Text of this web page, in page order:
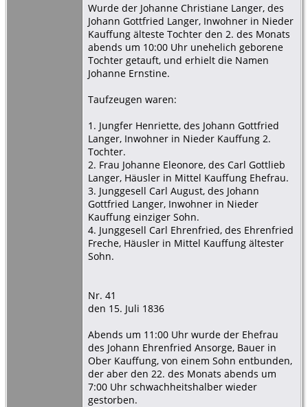
Wurde der Johanne Christiane Langer, des
Johann Gottfried Langer, Inwohner in Nieder
Kauffung älteste Tochter den 2. des Monats
abends um 10:00 Uhr unehelich geborene
Tochter getauft, und erhielt die Namen
Johanne Ernstine.
Taufzeugen waren:
1. Jungfer Henriette, des Johann Gottfried
Langer, Inwohner in Nieder Kauffung 2.
Tochter.
2. Frau Johanne Eleonore, des Carl Gottlieb
Langer, Häusler in Mittel Kauffung Ehefrau.
3. Junggesell Carl August, des Johann
Gottfried Langer, Inwohner in Nieder
Kauffung einziger Sohn.
4. Junggesell Carl Ehrenfried, des Ehrenfried
Freche, Häusler in Mittel Kauffung ältester
Sohn.
Nr. 41
den 15. Juli 1836
Abends um 11:00 Uhr wurde der Ehefrau
des Johann Ehrenfried Ansorge, Bauer in
Ober Kauffung, von einem Sohn entbunden,
der aber den 22. des Monats abends um
7:00 Uhr schwachheitshalber wieder
gestorben.